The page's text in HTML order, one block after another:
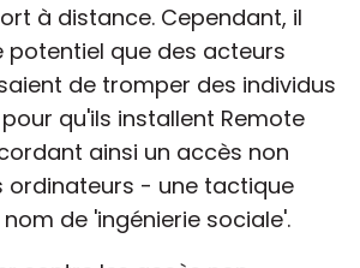
à distance. Cependant, il
potentiel que des acteurs
de tromper des individus
qu'ils installent Remote
ainsi un accès non
ordinateurs - une tactique
de 'ingénierie sociale'.